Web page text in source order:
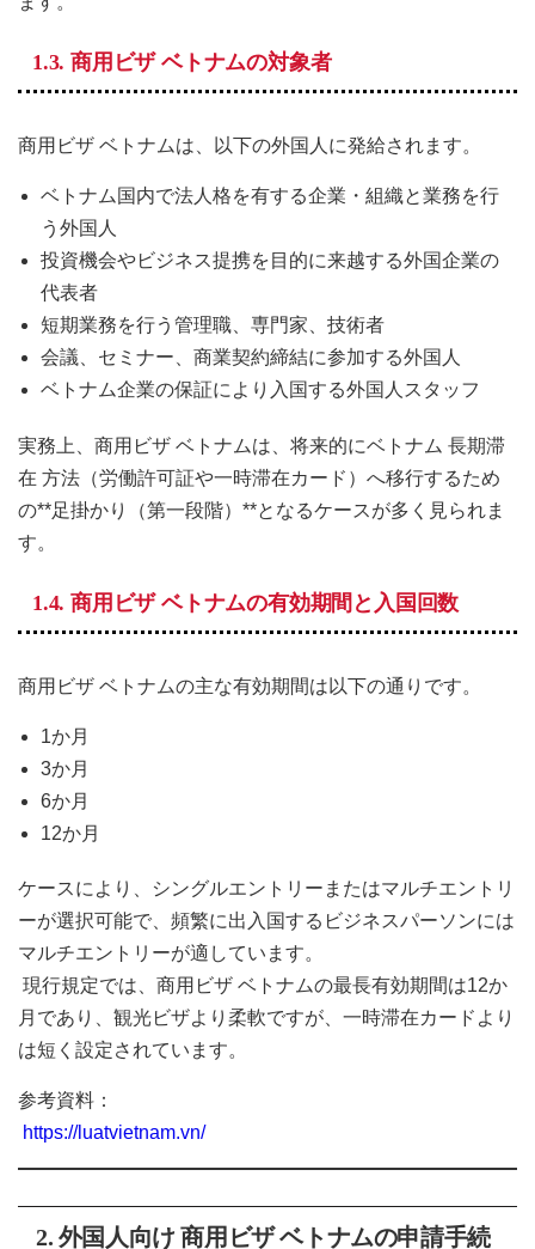
1.3. 商用ビザ ベトナムの対象者
商用ビザ ベトナムは、以下の外国人に発給されます。
ベトナム国内で法人格を有する企業・組織と業務を行
う外国人
投資機会やビジネス提携を目的に来越する外国企業の
代表者
短期業務を行う管理職、専門家、技術者
会議、セミナー、商業契約締結に参加する外国人
ベトナム企業の保証により入国する外国人スタッフ
実務上、商用ビザ ベトナムは、将来的にベトナム 長期滞
在 方法（労働許可証や一時滞在カード）へ移行するため
の**足掛かり（第一段階）**となるケースが多く見られま
す。
1.4. 商用ビザ ベトナムの有効期間と入国回数
商用ビザ ベトナムの主な有効期間は以下の通りです。
1か月
3か月
6か月
12か月
ケースにより、シングルエントリーまたはマルチエントリ
ーが選択可能で、頻繁に出入国するビジネスパーソンには
マルチエントリーが適しています。
現行規定では、商用ビザ ベトナムの最長有効期間は12か
月であり、観光ビザより柔軟ですが、一時滞在カードより
は短く設定されています。
参考資料：
https://luatvietnam.vn/
2. 外国人向け 商用ビザ ベトナムの申請手続